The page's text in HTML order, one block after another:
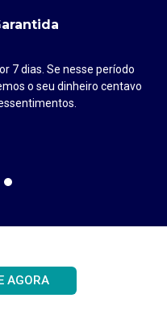
7 dias. Se nesse período
o seu dinheiro centavo
AGORA